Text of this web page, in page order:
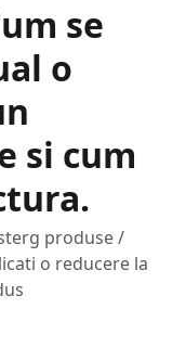
se
o
si cum
produse /
o reducere la